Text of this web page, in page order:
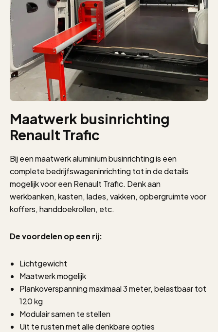
Maatwerk businrichting
Renault Trafic
Bij een maatwerk aluminium businrichting is een
complete bedrijfswageninrichting tot in de details
mogelijk voor een Renault Trafic. Denk aan
werkbanken, kasten, lades, vakken, opbergruimte voor
koffers, handdoekrollen, etc.
De voordelen op een rij:
Lichtgewicht
Maatwerk mogelijk
Plankoverspanning maximaal 3 meter, belastbaar tot
120 kg
Modulair samen te stellen
Uit te rusten met alle denkbare opties